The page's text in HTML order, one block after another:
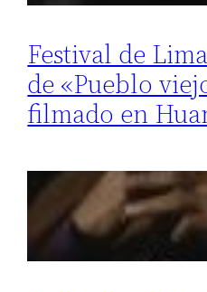
Festival de
de «Pueblo
filmado en